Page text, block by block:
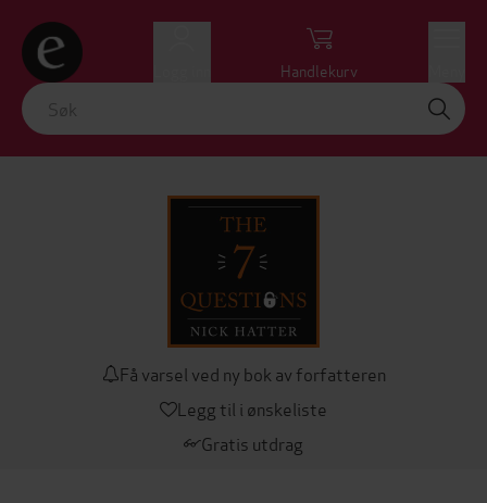
Handlekurv
Få varsel ved ny bok av forfatteren
Legg til i ønskeliste
Gratis utdrag